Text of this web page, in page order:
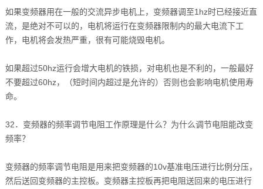
如果变频器用在一般的交流异步电机上，变频器调至1hz时已经接近直
流，是绝对不可以的，电机将运行在变频器限制内的最大电流下工
作，电机将会发热严重，很有可能烧毁电机。
如果超过50hz运行会增大电机的铁损，对电机也是不利的，一般最好
不要超过60hz，（短时间内超过是允许的）否则也会影响电机使用寿
命。
32．变频器的频率调节电阻工作原理是什么？为什么调节电阻能改变
频率？
变频器的频率调节电阻是用来把变频器的10v基准电压进行比例分压，
然后送回变频器的主控板。变频器主控板再把电阻送回来的电压进行